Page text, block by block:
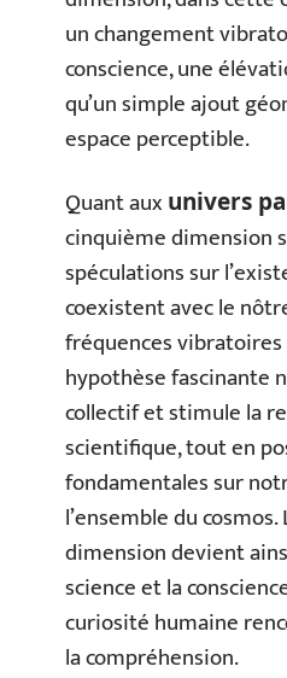
un changement
conscience, une
qu’un simple ajout
espace perceptible.
Quant aux univers
cinquième dimension
spéculations sur
coexistent avec le
fréquences
hypothèse fascinante
collectif et stimule la
scientifique, tout en
fondamentales sur
l’ensemble du
dimension devient
science et la
curiosité humaine
la compréhension.